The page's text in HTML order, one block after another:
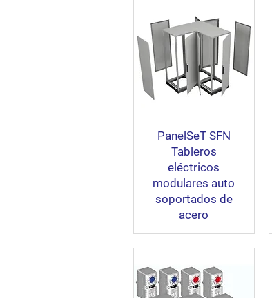
PanelSeT SFN
Tableros
eléctricos
modulares auto
soportados de
acero